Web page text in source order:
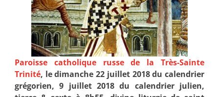
Paroisse catholique russe de la Très-Sainte
Trinité, le dimanche 22 juillet 2018 du calendrier
grégorien, 9 juillet 2018 du calendrier julien,